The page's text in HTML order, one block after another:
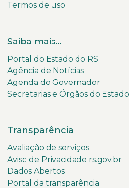
Termos de uso
Saiba mais...
Portal do Estado do RS
Agência de Notícias
Agenda do Governador
Secretarias e Órgãos do Estado
Transparência
Avaliação de serviços
Aviso de Privacidade rs.gov.br
Dados Abertos
Portal da transparência